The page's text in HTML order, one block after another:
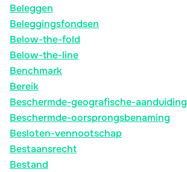
Beleggen
Beleggingsfondsen
Below-the-fold
Below-the-line
Benchmark
Bereik
Beschermde-geografische-aanduiding
Beschermde-oorsprongsbenaming
Besloten-vennootschap
Bestaansrecht
Bestand